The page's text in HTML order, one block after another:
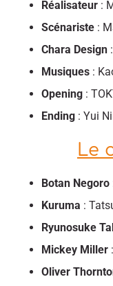
Réalisateur :
Scénariste :
Chara Design
Musiques :
Opening :
Ending : Yui
Le
Botan Negoro
Kuruma :
Ryunosuke
Mickey Miller
Oliver